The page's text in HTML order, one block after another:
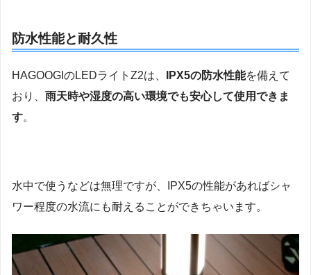
防水性能と耐久性
HAGOOGIのLEDライトZ2は、 IPX5の防水性能を備えて
おり、 雨天時や湿度の高い環境でも安心して使用できま
す。
水中で使うなどは無理ですが、IPX5の性能があればシャ
ワー程度の水流にも耐えることができちゃいます。